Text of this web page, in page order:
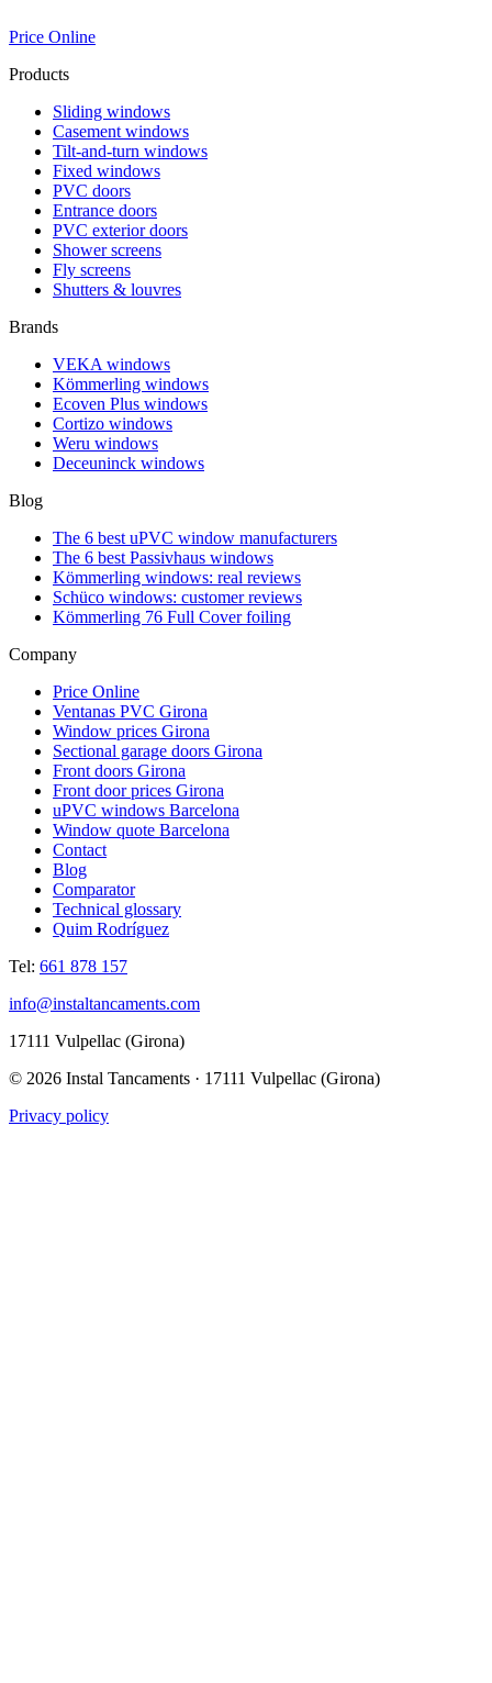
Price Online
Products
Sliding windows
Casement windows
Tilt-and-turn windows
Fixed windows
PVC doors
Entrance doors
PVC exterior doors
Shower screens
Fly screens
Shutters & louvres
Brands
VEKA windows
Kömmerling windows
Ecoven Plus windows
Cortizo windows
Weru windows
Deceuninck windows
Blog
The 6 best uPVC window manufacturers
The 6 best Passivhaus windows
Kömmerling windows: real reviews
Schüco windows: customer reviews
Kömmerling 76 Full Cover foiling
Company
Price Online
Ventanas PVC Girona
Window prices Girona
Sectional garage doors Girona
Front doors Girona
Front door prices Girona
uPVC windows Barcelona
Window quote Barcelona
Contact
Blog
Comparator
Technical glossary
Quim Rodríguez
Tel: 661 878 157
info@instaltancaments.com
17111 Vulpellac (Girona)
© 2026 Instal Tancaments · 17111 Vulpellac (Girona)
Privacy policy